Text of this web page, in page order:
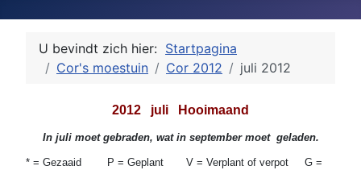
U bevindt zich hier: Startpagina
Cor's moestuin
Cor 2012 juli 2012
2012 juli Hooimaand
In juli moet gebraden, wat in september moet geladen.
* = Gezaaid P = Geplant V = Verplant of verpot G =